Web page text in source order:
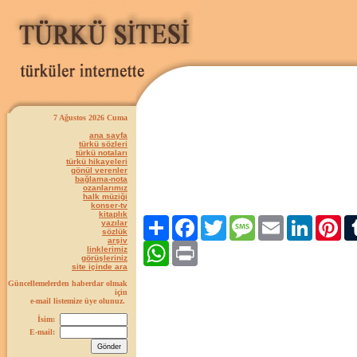
7 Ağustos 2026 Cuma
ana sayfa
türkü sözleri
türkü notaları
türkü hikayeleri
gönül verenler
bağlama-nota
ozanlarımız
halk müziği
konser-tv
kitaplık
yazılar
sözlük
arşiv
linklerimiz
görüşleriniz
site içinde ara
Güncellemelerden haberdar olmak
için
e-mail listemize üye olunuz.
İsim:
E-mail:
Paylaş FacebookTwitter Message Email LinkedIn
WhatsApp